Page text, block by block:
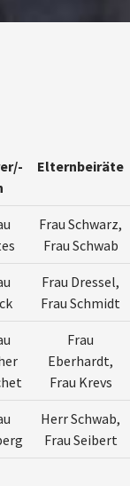
Elternbeiräte
Frau Schwarz,
Frau Schwab
Frau Dressel,
Frau Schmidt
Frau
Eberhardt,
Frau Krevs
Herr Schwab,
Frau Seibert